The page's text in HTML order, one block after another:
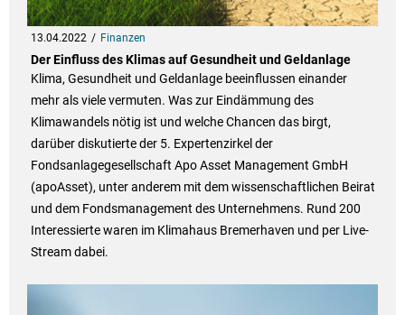
13.04.2022 Finanzen
Der Einfluss des Klimas auf Gesundheit und Geldanlage
Klima, Gesundheit und Geldanlage beeinflussen einander
mehr als viele vermuten. Was zur Eindämmung des
Klimawandels nötig ist und welche Chancen das birgt,
darüber diskutierte der 5. Expertenzirkel der
Fondsanlagegesellschaft Apo Asset Management GmbH
(apoAsset), unter anderem mit dem wissenschaftlichen Beirat
und dem Fondsmanagement des Unternehmens. Rund 200
Interessierte waren im Klimahaus Bremerhaven und per Live-
Stream dabei.